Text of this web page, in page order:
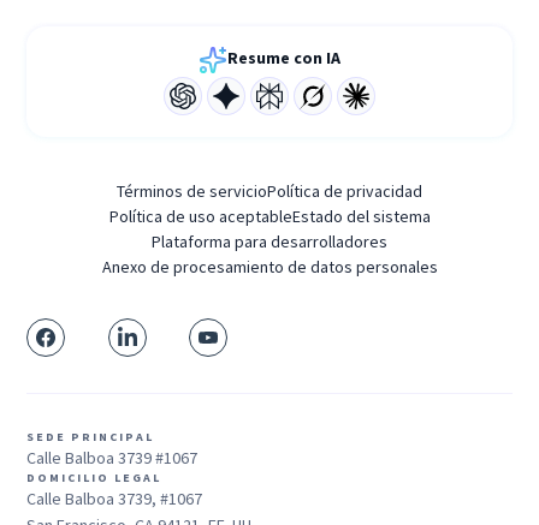
Resume con IA
Términos de servicioPolítica de privacidad
Política de uso aceptableEstado del sistema
Plataforma para desarrolladores
Anexo de procesamiento de datos personales
SEDE PRINCIPAL
Calle Balboa 3739 #1067
DOMICILIO LEGAL
Calle Balboa 3739, #1067